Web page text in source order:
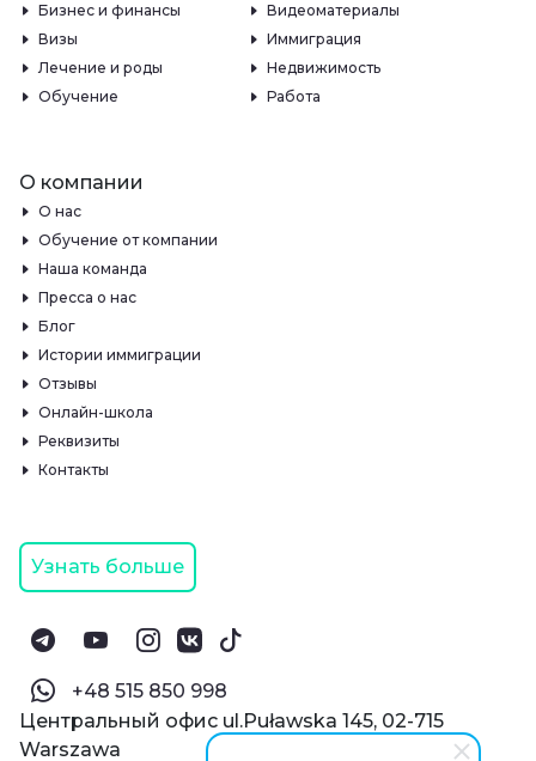
Бизнес и финансы
Видеоматериалы
Визы
Иммиграция
Лечение и роды
Недвижимость
Обучение
Работа
О компании
О нас
Обучение от компании
Наша команда
Пресса о нас
Блог
Истории иммиграции
Отзывы
Онлайн-школа
Реквизиты
Контакты
Узнать больше
‪+48 515 850 998‬
Центральный офис ul.Puławska 145, 02-715
Warszawa